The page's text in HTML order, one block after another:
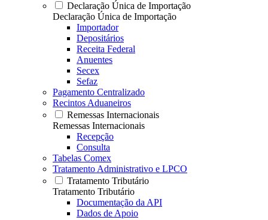
Declaração Única de Importação
Declaração Única de Importação
Importador
Depositários
Receita Federal
Anuentes
Secex
Sefaz
Pagamento Centralizado
Recintos Aduaneiros
Remessas Internacionais
Remessas Internacionais
Recepção
Consulta
Tabelas Comex
Tratamento Administrativo e LPCO
Tratamento Tributário
Tratamento Tributário
Documentação da API
Dados de Apoio